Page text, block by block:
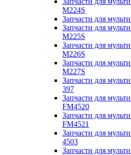
M224S
Запчасти для
Запчасти для
M225S
Запчасти для
M226S
Запчасти для
M227S
Запчасти для
397
Запчасти для
FM4520
Запчасти для
FM4521
Запчасти для
4503
Запчасти для